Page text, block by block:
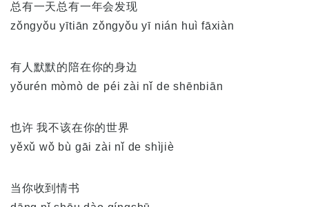
总有一天总有一年会发现
zǒngyǒu yītiān zǒngyǒu yī nián huì fāxiàn
有人默默的陪在你的身边
yǒurén mòmò de péi zài nǐ de shēnbiān
也许 我不该在你的世界
yěxǔ wǒ bù gāi zài nǐ de shìjiè
当你收到情书